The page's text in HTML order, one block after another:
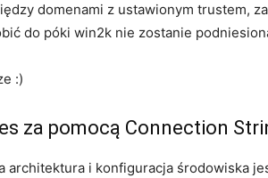
domenami z ustawionym trustem,
do póki win2k nie zostanie
:)
za pomocą Connection
architektura i konfiguracja środowiska